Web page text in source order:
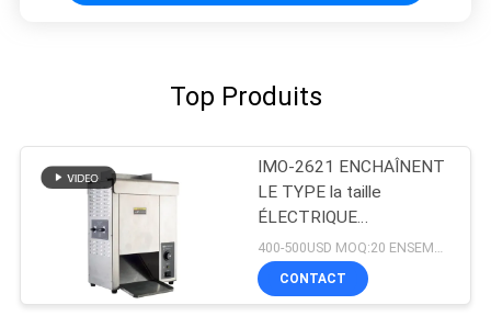
Top Produits
IMO-2621 ENCHAÎNENT
LE TYPE la taille
ÉLECTRIQUE
420x250x585mm de
GRILLE-PAIN de PETIT
PAIN
400-500USD MOQ:20 ENSEMBLES
CONTACT